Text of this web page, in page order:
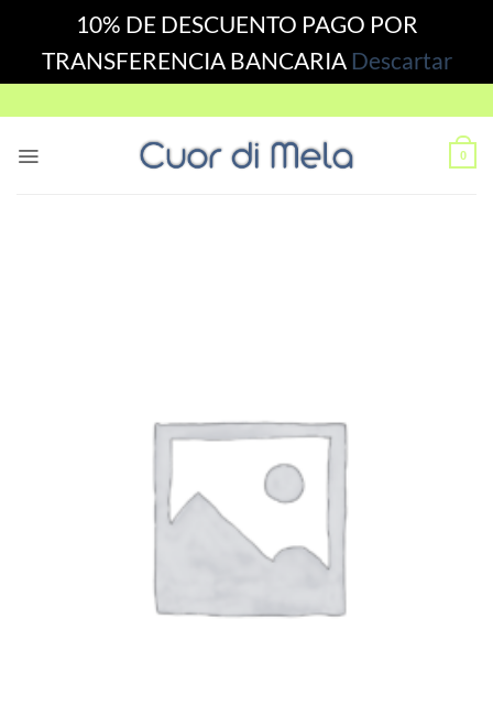
10% DE DESCUENTO PAGO POR
TRANSFERENCIA BANCARIA Descartar
to
0